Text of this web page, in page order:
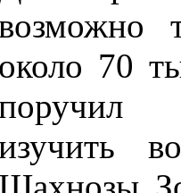
около 70